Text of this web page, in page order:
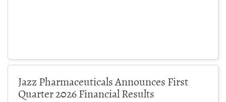
Jazz Pharmaceuticals Announces First
Quarter 2026 Financial Results